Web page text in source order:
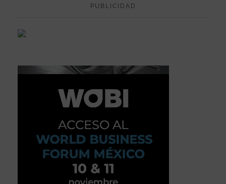
PUBLICIDAD